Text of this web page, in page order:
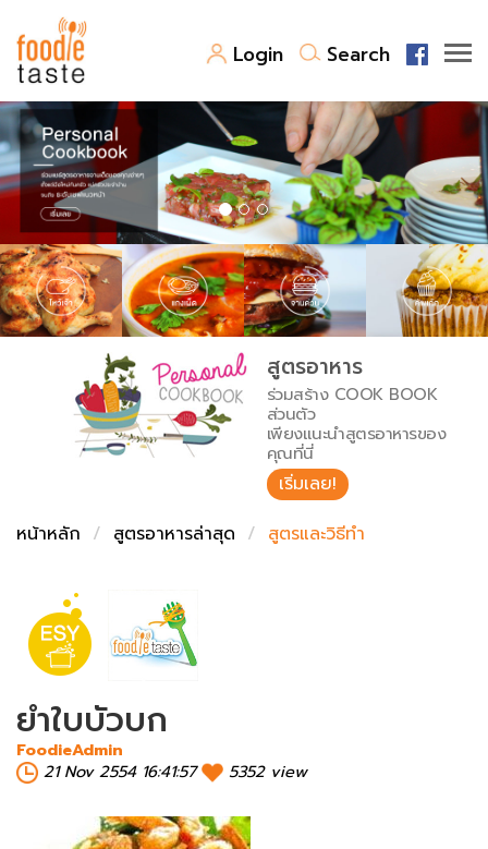
Login Search
สูตรอาหาร
สูตรอาหารล่าสุด
Top Foodie
พาไปชิม
สารพันก้นครัว
เคล็ดลับน่ารู้
เปรียบเทียบหน่วยการตวง
เปรียบเทียบอุณหภูมิ
เปรียบเทียบน้ำหนักวัตถุดิบ
FoodPedia
สร้าง Cookbook
สูตรอาหาร
ร่วมสร้าง COOK BOOK
ส่วนตัว
เพียงแนะนำสูตรอาหารของ
คุณที่นี่
เริ่มเลย!
หน้าหลัก
สูตรอาหารล่าสุด สูตรและวิธีทำ
ยำใบบัวบก
FoodieAdmin
21 Nov 2554 16:41:57
5352 view